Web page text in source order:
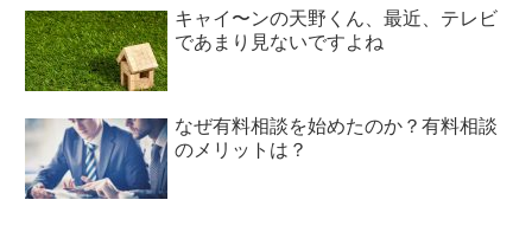
キャイ〜ンの天野くん、最近、テレビ
であまり見ないですよね
なぜ有料相談を始めたのか？有料相談
のメリットは？